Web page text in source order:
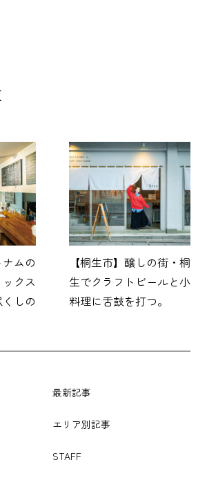
ナムの
クス
しの
【桐生市】醸しの街・桐
生でクラフトビールと小
料理に舌鼓を打つ。
最新記事
エリア別記事
STAFF